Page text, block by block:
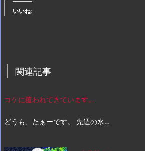
いいね:
関連記事
コケに覆われてきています。
どうも、たぁーです。 先週の水…